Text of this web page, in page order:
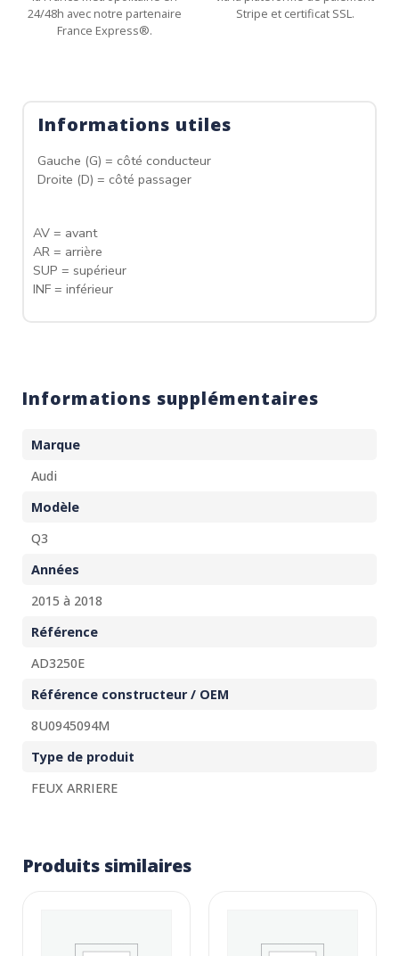
24/48h avec notre partenaire
France Express®.
Stripe et certificat SSL.
Informations utiles
Gauche (G) = côté conducteur
Droite (D) = côté passager
AV = avant
AR = arrière
SUP = supérieur
INF = inférieur
Informations supplémentaires
Marque
Audi
Modèle
Q3
Années
2015 à 2018
Référence
AD3250E
Référence constructeur / OEM
8U0945094M
Type de produit
FEUX ARRIERE
Produits similaires